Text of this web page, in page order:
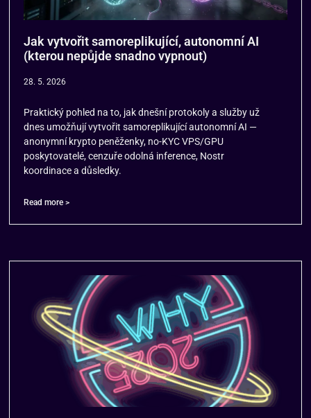
Jak vytvořit samoreplikující, autonomní AI
(kterou nepůjde snadno vypnout)
28. 5. 2026
Praktický pohled na to, jak dnešní protokoly a služby už
dnes umožňují vytvořit samoreplikující autonomní AI —
anonymní krypto peněženky, no-KYC VPS/GPU
poskytovatelé, cenzuře odolná inference, Nostr
koordinace a důsledky.
Read more >